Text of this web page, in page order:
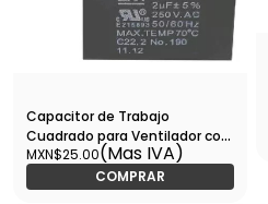
Capacitor de Trabajo
Cuadrado para Ventilador con
Cables 2UF, 250V -
CTRVC25V02
MXN$25.00(Mas IVA)
COMPRAR